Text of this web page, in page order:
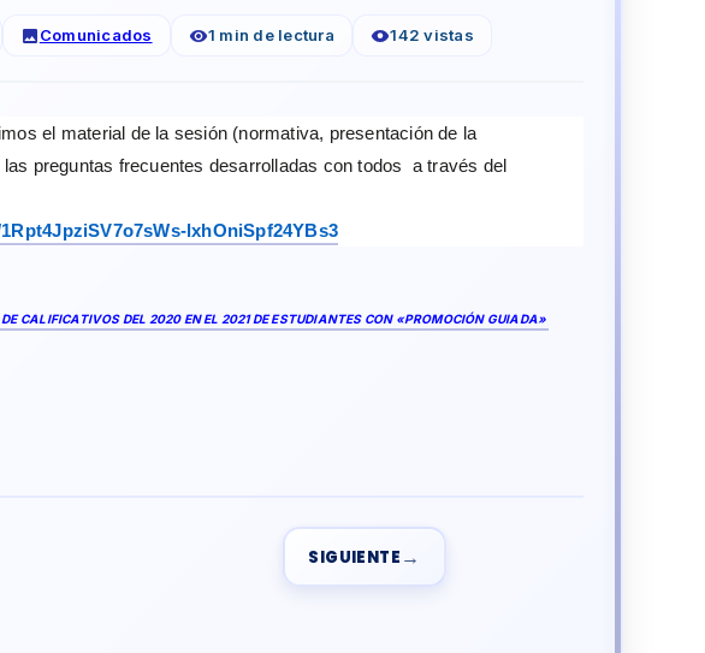
Comunicados 1 min de lectura 142 vistas
el material de la sesión (normativa, presentación de la
preguntas frecuentes desarrolladas con todos a través del
lxhOniSpf24YBs3
CALIFICATIVOS DEL 2020 EN EL 2021 DE ESTUDIANTES CON «PROMOCIÓN GUIADA»
SIGUIENTE →